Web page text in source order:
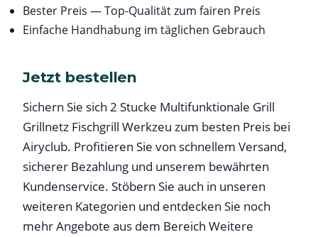
Bester Preis — Top-Qualität zum fairen Preis
Einfache Handhabung im täglichen Gebrauch
Jetzt bestellen
Sichern Sie sich 2 Stucke Multifunktionale Grill
Grillnetz Fischgrill Werkzeu zum besten Preis bei
Airyclub. Profitieren Sie von schnellem Versand,
sicherer Bezahlung und unserem bewährten
Kundenservice. Stöbern Sie auch in unseren
weiteren Kategorien und entdecken Sie noch
mehr Angebote aus dem Bereich Weitere